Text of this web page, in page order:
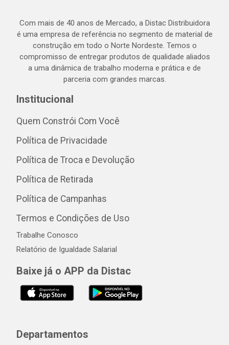
Com mais de 40 anos de Mercado, a Distac Distribuidora
é uma empresa de referência no segmento de material de
construção em todo o Norte Nordeste. Temos o
compromisso de entregar produtos de qualidade aliados
a uma dinâmica de trabalho moderna e prática e de
parceria com grandes marcas.
Institucional
Quem Constrói Com Você
Política de Privacidade
Política de Troca e Devolução
Política de Retirada
Política de Campanhas
Termos e Condições de Uso
Trabalhe Conosco
Relatório de Igualdade Salarial
Baixe já o APP da Distac
Departamentos